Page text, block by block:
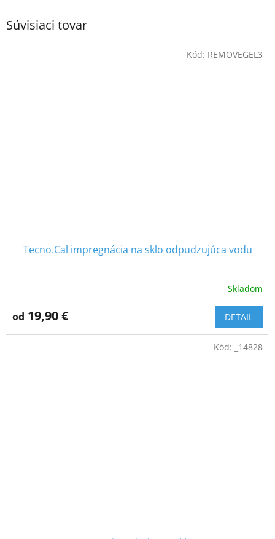
Súvisiaci tovar
Tecno.Cal impregnácia na sklo odpudzujúca vodu
Skladom
od 19,90 € DETAIL
Kód: REMOVEGEL3
Kód: _14828